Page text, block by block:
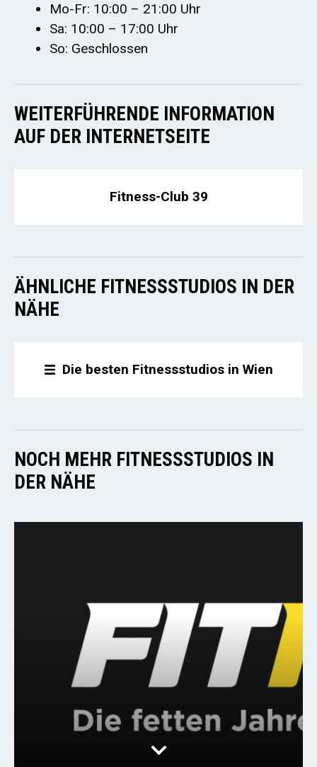
Mo-Fr: 10:00 – 21:00 Uhr
Sa: 10:00 – 17:00 Uhr
So: Geschlossen
WEITERFÜHRENDE INFORMATION
AUF DER INTERNETSEITE
Fitness-Club 39
ÄHNLICHE FITNESSSTUDIOS IN DER
NÄHE
Die besten Fitnessstudios in Wien
NOCH MEHR FITNESSSTUDIOS IN
DER NÄHE